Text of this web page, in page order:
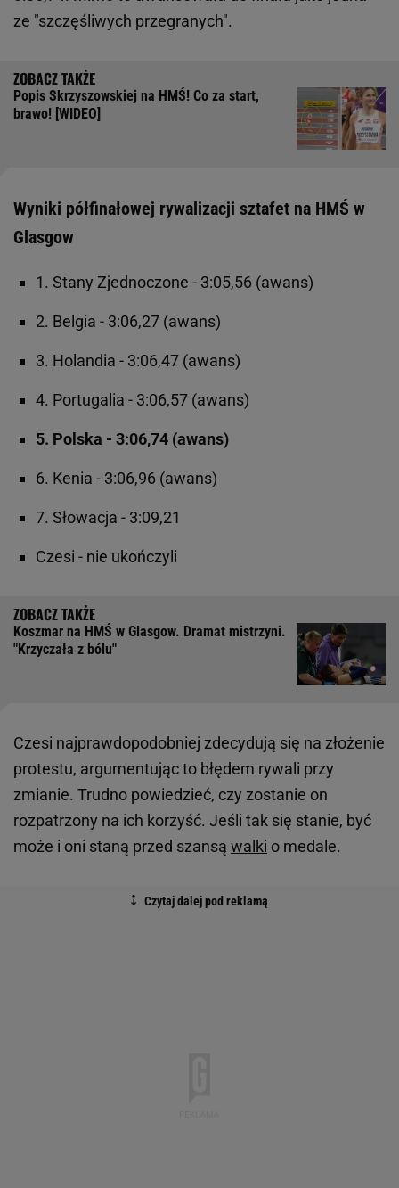
ze "szczęśliwych przegranych".
Popis Skrzyszowskiej na HMŚ! Co za start,
brawo! [WIDEO]
Wyniki półfinałowej rywalizacji sztafet na HMŚ w
Glasgow
1. Stany Zjednoczone - 3:05,56 (awans)
2. Belgia - 3:06,27 (awans)
3. Holandia - 3:06,47 (awans)
4. Portugalia - 3:06,57 (awans)
5. Polska - 3:06,74 (awans)
6. Kenia - 3:06,96 (awans)
7. Słowacja - 3:09,21
Czesi - nie ukończyli
Koszmar na HMŚ w Glasgow. Dramat mistrzyni.
"Krzyczała z bólu"
Czesi najprawdopodobniej zdecydują się na złożenie
protestu, argumentując to błędem rywali przy
zmianie. Trudno powiedzieć, czy zostanie on
rozpatrzony na ich korzyść. Jeśli tak się stanie, być
może i oni staną przed szansą walki o medale.